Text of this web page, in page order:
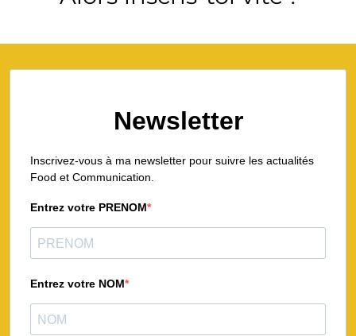
Newsletter
Inscrivez-vous à ma newsletter pour suivre les actualités
Food et Communication.
Entrez votre PRENOM
Entrez votre NOM